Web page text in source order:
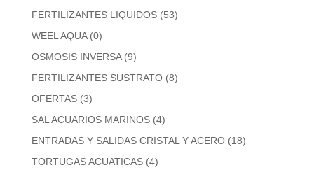
FERTILIZANTES LIQUIDOS (53)
WEEL AQUA (0)
OSMOSIS INVERSA (9)
FERTILIZANTES SUSTRATO (8)
OFERTAS (3)
SAL ACUARIOS MARINOS (4)
ENTRADAS Y SALIDAS CRISTAL Y ACERO (18)
TORTUGAS ACUATICAS (4)